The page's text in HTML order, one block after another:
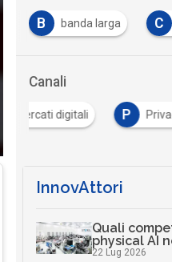
B banda larga C
Canali
Mercati digitali P
InnovAttori
Quali
physical AI
22 Lug 2026